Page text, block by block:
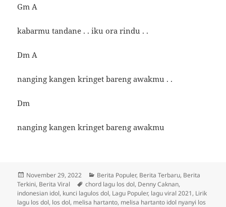
Gm A
kabarmu tandane . . iku ora rindu . .
Dm A
nanging kangen kringet bareng awakmu . .
Dm
nanging kangen kringet bareng awakmu
Diposkan
pada
November 29, 2022 Kategori
Berita Populer, Berita Terbaru, Berita
Terkini, Berita Viral Tag
chord lagu los dol, Denny Caknan,
indonesian idol, kunci lagulos dol, Lagu Populer, lagu viral 2021, Lirik
lagu los dol, los dol, melisa hartanto, melisa hartanto idol nyanyi los